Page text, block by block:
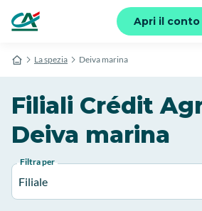
Apri il conto
La spezia Deiva marina
Filiali Crédit
Deiva marina
Filtra per
Filiale